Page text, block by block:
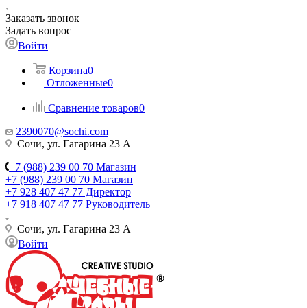
Заказать звонок
Задать вопрос
Войти
Корзина0
Отложенные0
Сравнение товаров0
2390070@sochi.com
Сочи, ул. Гагарина 23 А
+7 (988) 239 00 70 Магазин
+7 (988) 239 00 70 Магазин
+7 928 407 47 77 Директор
+7 918 407 47 77 Руководитель
Сочи, ул. Гагарина 23 А
Войти